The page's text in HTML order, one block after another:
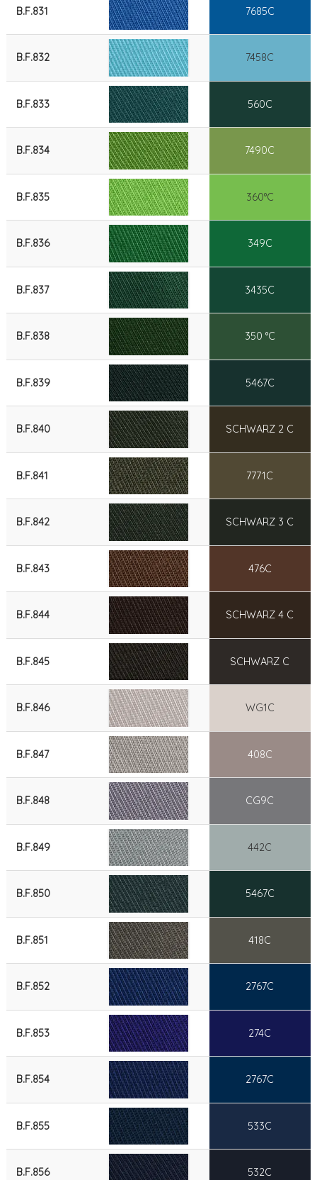
B.F.831 7685C
B.F.832 7458C
B.F.833 560C
B.F.834 7490C
B.F.835 360°C
B.F.836 349C
B.F.837 3435C
B.F.838 350 °C
B.F.839 5467C
B.F.840 SCHWARZ 2 C
B.F.841 7771C
B.F.842 SCHWARZ 3 C
B.F.843 476C
B.F.844 SCHWARZ 4 C
B.F.845 SCHWARZ C
B.F.846 WG1C
B.F.847 408C
B.F.848 CG9C
B.F.849 442C
B.F.850 5467C
B.F.851 418C
B.F.852 2767C
B.F.853 274C
B.F.854 2767C
B.F.855 533C
B.F.856 532C